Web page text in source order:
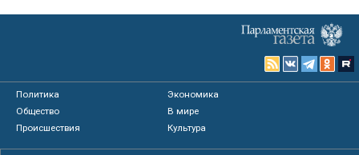
Политика
Экономика
Общество
В мире
Происшествия
Культура